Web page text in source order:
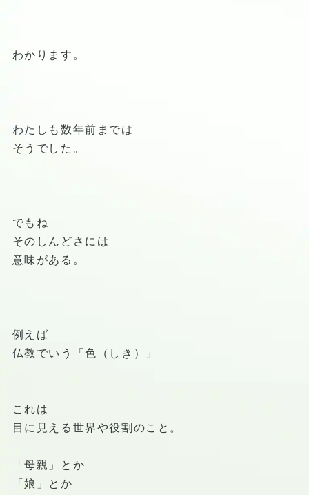
わかります。
わたしも数年前までは
そうでした。
でもね
そのしんどさには
意味がある。
例えば
仏教でいう「色（しき）」
これは
目に見える世界や役割のこと。
「母親」とか
「娘」とか